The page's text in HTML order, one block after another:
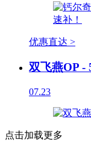
优惠直达 >
双飞燕OP -
07.23
点击加载更多